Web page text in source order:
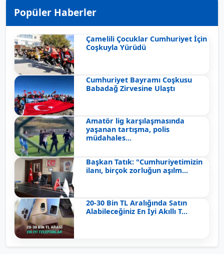
Popüler Haberler
Çamelili Çocuklar Cumhuriyet İçin
Coşkuyla Yürüdü
Cumhuriyet Bayramı Coşkusu
Babadağ Zirvesine Ulaştı
Amatör lig karşılaşmasında
yaşanan tartışma, polis
müdahales...
Başkan Tatık: "Cumhuriyetimizin
ilanı, birçok zorluğun aşılm...
20-30 Bin TL Aralığında Satın
Alabileceğiniz En İyi Akıllı T...